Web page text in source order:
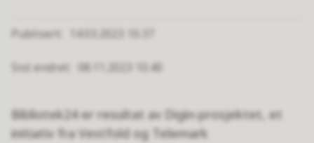
Publisert 14.03.2023 10.37
Sist endret 08.11.2023 10.40
Bibliotek24 er resultat av Digin-prosjektet, et
initiativ fra Vestfold og Telemark